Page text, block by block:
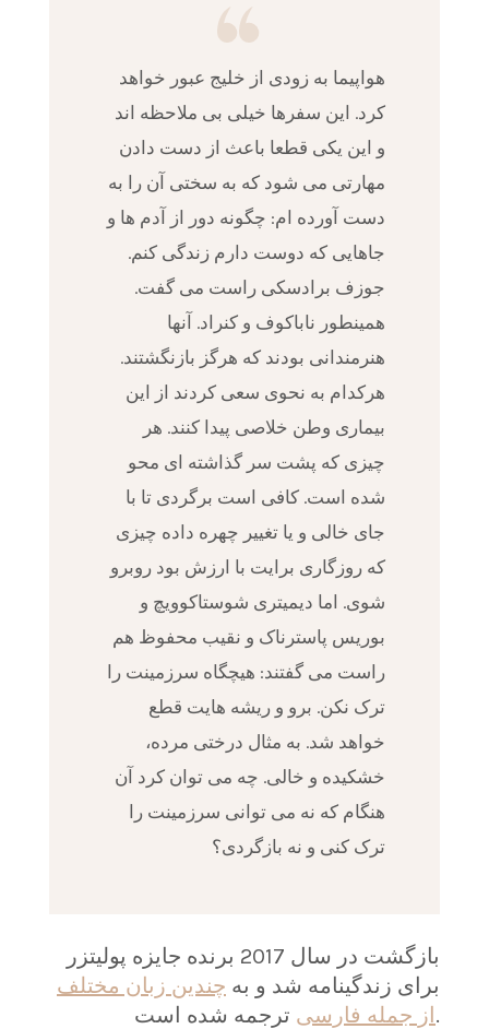
هواپیما به زودی از خلیج عبور خواهد
کرد. این سفرها خیلی بی ملاحظه اند
و این یکی قطعا باعث از دست دادن
مهارتی می شود که به سختی آن را به
دست آورده ام: چگونه دور از آدم ها و
جاهایی که دوست دارم زندگی کنم.
جوزف برادسکی راست می گفت.
همینطور ناباکوف و کنراد. آنها
هنرمندانی بودند که هرگز بازنگشتند.
هرکدام به نحوی سعی کردند از این
بیماری وطن خلاصی پیدا کنند. هر
چیزی که پشت سر گذاشته ای محو
شده است. کافی است برگردی تا با
جای خالی و یا تغییر چهره داده چیزی
که روزگاری برایت با ارزش بود روبرو
شوی. اما دیمیتری شوستاکوویچ و
بوریس پاسترناک و نقیب محفوظ هم
راست می گفتند: هیچگاه سرزمینت را
ترک نکن. برو و ریشه هایت قطع
خواهد شد. به مثال درختی مرده،
خشکیده و خالی. چه می توان کرد آن
هنگام که نه می توانی سرزمینت را
ترک کنی و نه بازگردی؟
برای زندگینامه شد و به چندین زبان مختلف
از جمله فارسی ترجمه شده است.